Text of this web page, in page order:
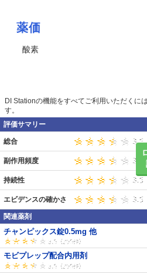
薬価
酸素
DI Stationの機能をすべてご利用いただくには
す。
評価サマリー
総合
副作用頻度
持続性
エビデンスの確かさ
関連薬剤
チャンピックス錠0.5mg 他
モビプレップ配合内用剤